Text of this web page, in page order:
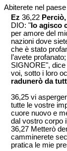
Abiterete nel
Ez 36,22
DIO: " Io agisco
per amore del
nazioni dove
che è stato
l’avete
SIGNORE",
voi, sotto i loro
radunerò da
36,25 vi
tutte le vostre
cuore nuovo e
dal vostro corpo
36,27 Metterò
camminerete
pratica le mie